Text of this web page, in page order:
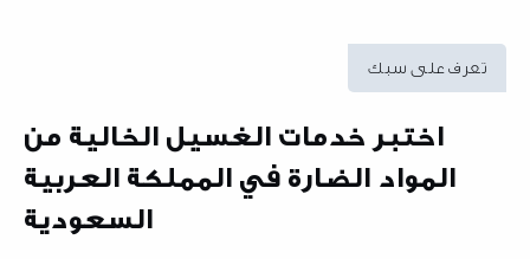
على سبك
اختبر خدمات الغسيل الخالية من
المواد الضارة في المملكة العربية
السعودية